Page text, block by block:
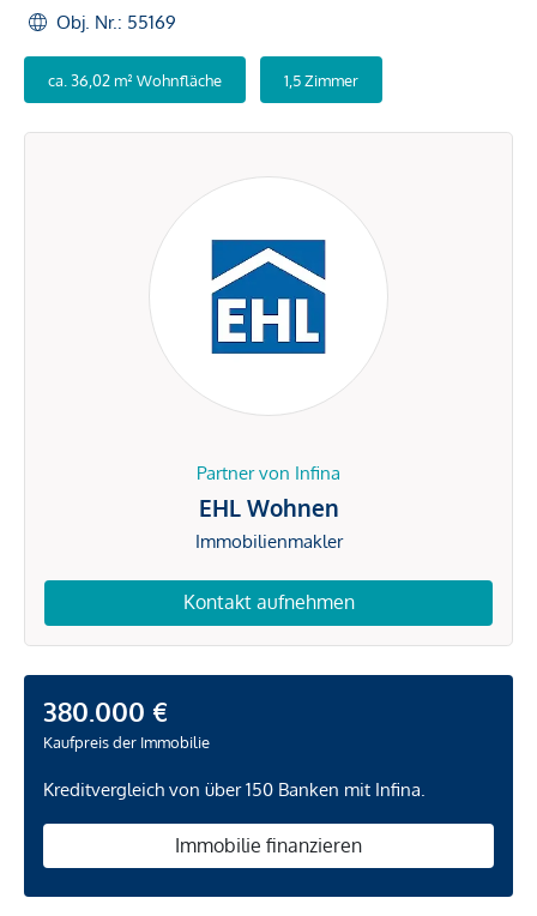
Obj. Nr.: 55169
ca. 36,02 m² Wohnfläche 1,5 Zimmer
Partner von Infina
EHL Wohnen
Immobilienmakler
Kontakt aufnehmen
380.000 €
Kaufpreis der Immobilie
Kreditvergleich von über 150 Banken mit Infina.
Immobilie finanzieren